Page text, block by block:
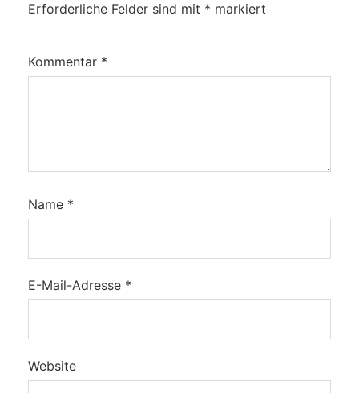
Erforderliche Felder sind mit * markiert
Kommentar *
Name *
E-Mail-Adresse *
Website